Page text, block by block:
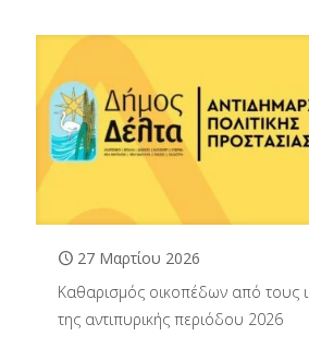
27 Μαρτίου 2026
Καθαρισμός οικοπέδων από τους
της αντιπυρικής περιόδου 2026